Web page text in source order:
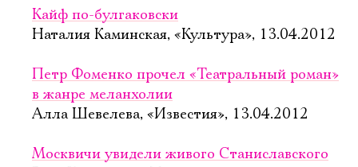
Кайф по-булгаковски
Наталия Каминская, «Культура», 13.04.2012
Петр Фоменко прочел «Театральный роман»
в жанре меланхолии
Алла Шевелева, «Известия», 13.04.2012
Москвичи увидели живого Cтаниславского